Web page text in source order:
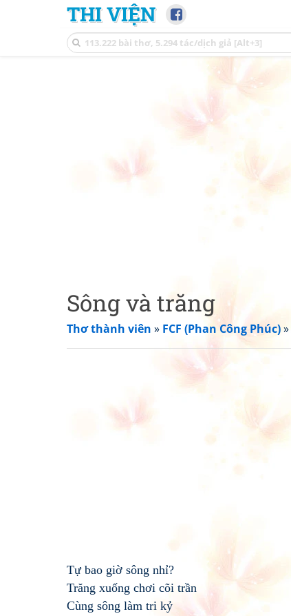
THI VIỆN
Sông và trăng
Thơ thành viên » FCF (Phan Công Phúc)»
Tự bao giờ sông nhỉ?
Trăng xuống chơi cõi trần
Cùng sông làm tri kỷ